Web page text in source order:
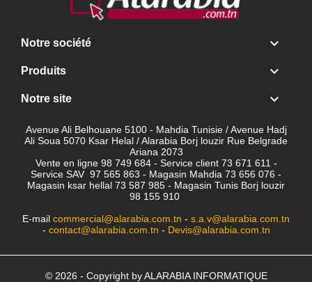
Notre société 
Produits 
Notre site 
Avenue Ali Belhouane 5100 - Mahdia Tunisie / Avenue Hadj
Ali Soua 5070 Ksar Helal / Alarabia Borj louzir Rue Belgrade
Ariana 2073
Vente en ligne 98 749 684 - Service client 73 671 611 -
Service SAV 97 565 863 - Magasin Mahdia 73 656 076 -
Magasin ksar hellal 73 587 985 - Magasin Tunis Borj louzir
98 155 910
E-mail commercial@alarabia.com.tn - s.a.v@alarabia.com.tn
- contact@alarabia.com.tn - Devis@alarabia.com.tn
© 2026 - Copyright by ALARABIA INFORMATIQUE